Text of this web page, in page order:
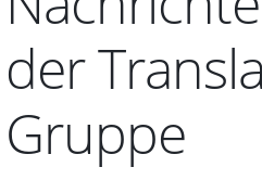
der
Gruppe